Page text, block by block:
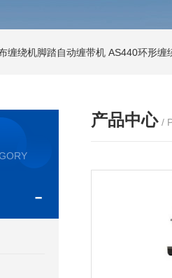
缠绕机脚踏自动缠带机 AS440环形缠
产品中心 /